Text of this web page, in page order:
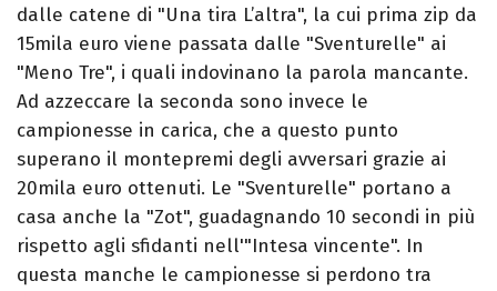
dalle catene di "Una tira L’altra", la cui prima zip da
15mila euro viene passata dalle "Sventurelle" ai
"Meno Tre", i quali indovinano la parola mancante.
Ad azzeccare la seconda sono invece le
campionesse in carica, che a questo punto
superano il montepremi degli avversari grazie ai
20mila euro ottenuti. Le "Sventurelle" portano a
casa anche la "Zot", guadagnando 10 secondi in più
rispetto agli sfidanti nell'"Intesa vincente". In
questa manche le campionesse si perdono tra